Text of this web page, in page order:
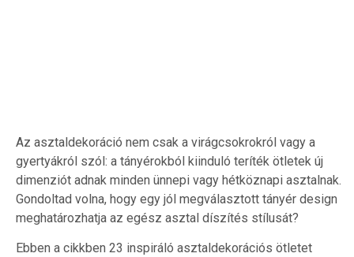
Az asztaldekoráció nem csak a virágcsokrokról vagy a
gyertyákról szól: a tányérokból kiinduló teríték ötletek új
dimenziót adnak minden ünnepi vagy hétköznapi asztalnak.
Gondoltad volna, hogy egy jól megválasztott tányér design
meghatározhatja az egész asztal díszítés stílusát?
Ebben a cikkben 23 inspiráló asztaldekorációs ötletet